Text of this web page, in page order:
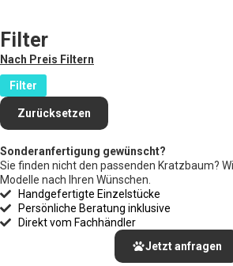
Filter
Nach Preis Filtern
Filter
Zurücksetzen
Sonderanfertigung gewünscht?
Sie finden nicht den passenden Kratzbaum?
Modelle nach Ihren Wünschen.
Handgefertigte Einzelstücke
Persönliche Beratung inklusive
Direkt vom Fachhändler
Jetzt anfragen